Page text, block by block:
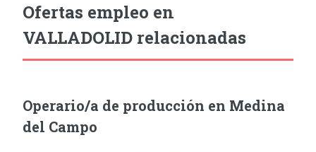
Ofertas empleo en
VALLADOLID relacionadas
Operario/a de producción en Medina
del Campo